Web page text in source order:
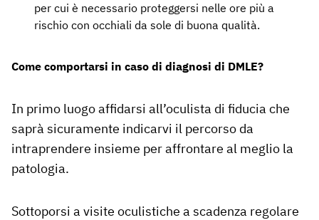
per cui è necessario proteggersi nelle ore più a
rischio con occhiali da sole di buona qualità.
Come comportarsi in caso di diagnosi di DMLE?
In primo luogo affidarsi all’oculista di fiducia che
saprà sicuramente indicarvi il percorso da
intraprendere insieme per affrontare al meglio la
patologia.
Sottoporsi a visite oculistiche a scadenza regolare